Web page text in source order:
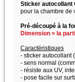
Sticker autocollant
pour la chambre de
Pré-découpé à la
Dimension = la
Caractéristiques
- sticker autocollant
- sens normal
- résiste aux UV,
- pose facile sur